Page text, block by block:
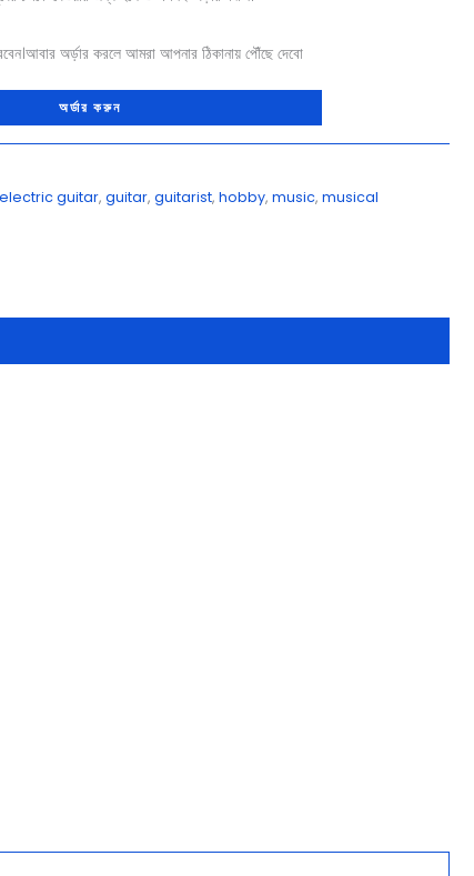
অর্ড়ার করলে আমরা আপনার ঠিকানায় পৌঁছে দেবো
অর্ডার করুন
electric guitar, guitar, guitarist, hobby, music, musical